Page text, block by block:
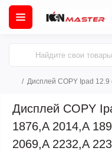
Дисплей COPY Ipad 12.9
Дисплей COPY
1876,A 2014,A
2069,A 2232,A